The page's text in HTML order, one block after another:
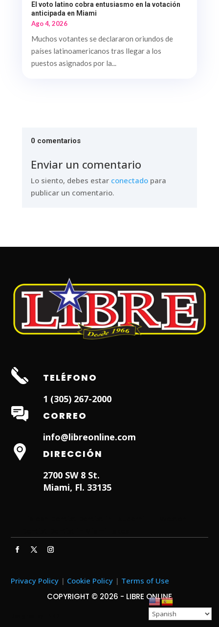
El voto latino cobra entusiasmo en la votación
anticipada en Miami
Ago 4, 2026
Muchos votantes se declararon oriundos de
países latinoamericanos tras llegar a los
puestos asignados por la...
0 comentarios
Enviar un comentario
Lo siento, debes estar conectadopara
publicar un comentario.
TELÉFONO
1 (305) 267-2000
CORREO
info@libreonline.com
DIRECCIÓN
2700 SW 8 St.
Miami, Fl. 33135
Privacy Policy | Cookie Policy | Terms of Use
COPYRIGHT © 2026 - LIBRE ONLINE